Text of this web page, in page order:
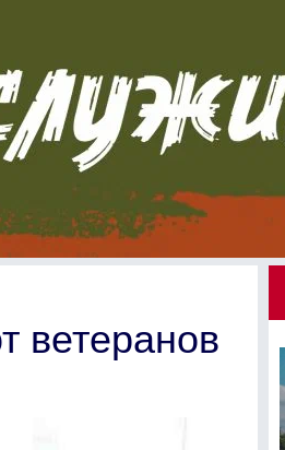
ветеранов